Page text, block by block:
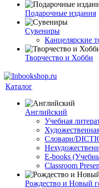
Подарочные издания
Сувениры
Канцелярские
Творчество и Хобби
Каталог
Английский
Учебная
Словари/
E-books
Classroom
Рождество и Новый